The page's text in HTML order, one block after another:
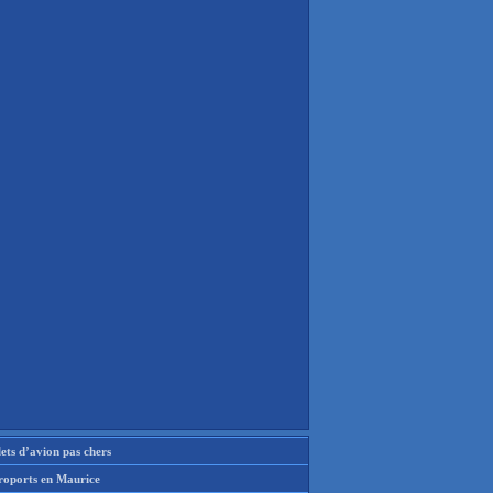
d’avion pas chers
en Maurice